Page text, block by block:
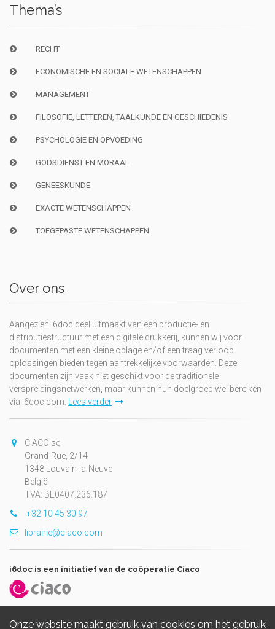
Onze website maakt gebruik van cookies om het gebruik
Thema’s
RECHT
ECONOMISCHE EN SOCIALE WETENSCHAPPEN
MANAGEMENT
FILOSOFIE, LETTEREN, TAALKUNDE EN GESCHIEDENIS
PSYCHOLOGIE EN OPVOEDING
GODSDIENST EN MORAAL
GENEESKUNDE
EXACTE WETENSCHAPPEN
TOEGEPASTE WETENSCHAPPEN
Over ons
Aangezien i6doc deel uitmaakt van een productie- en
distributiestructuur met een digitale drukkerij, kunnen wij voor
documenten met een kleine oplage en/of een traag verloop
oplossingen bieden tegen aantrekkelijke voorwaarden. Deze
documenten zijn vaak niet geschikt voor de traditionele
verspreidingsnetwerken, maar kunnen hun doelgroep wel bereiken
via i6doc.com. Lees verder
CIACO sc
Grand-Rue, 2/14
1348 Louvain-la-Neuve
België
TVA: BE0407.236.187
+32 10 45 30 97
librairie@ciaco.com
i6doc is een initiatief van de coöperatie Ciaco